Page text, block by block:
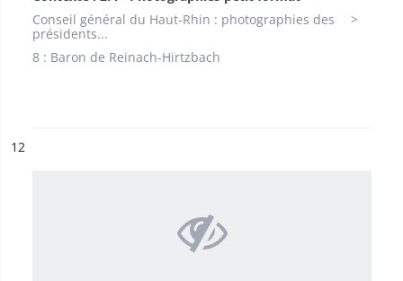
Conseil général du Haut-Rhin : photographies des
présidents...
8 : Baron de Reinach-Hirtzbach
n°
12